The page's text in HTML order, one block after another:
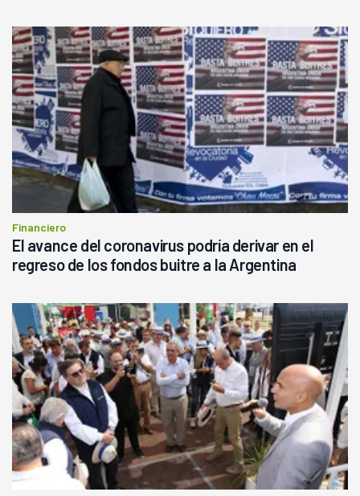
Financiero
El avance del coronavirus podría derivar en el
regreso de los fondos buitre a la Argentina